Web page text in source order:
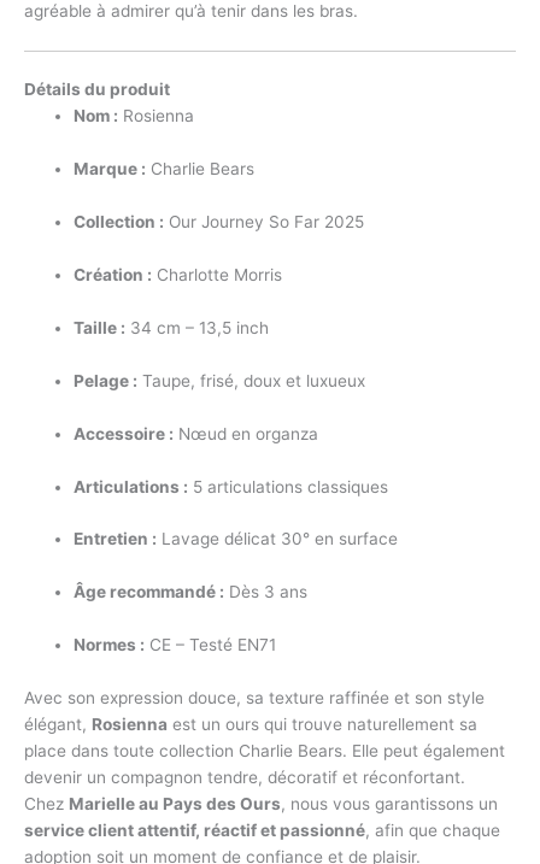
agréable à admirer qu’à tenir dans les bras.
Détails du produit
Nom : Rosienna
Marque : Charlie Bears
Collection : Our Journey So Far 2025
Création : Charlotte Morris
Taille : 34 cm – 13,5 inch
Pelage : Taupe, frisé, doux et luxueux
Accessoire : Nœud en organza
Articulations : 5 articulations classiques
Entretien : Lavage délicat 30° en surface
Âge recommandé : Dès 3 ans
Normes : CE – Testé EN71
Avec son expression douce, sa texture raffinée et son style
élégant, Rosienna est un ours qui trouve naturellement sa
place dans toute collection Charlie Bears. Elle peut également
devenir un compagnon tendre, décoratif et réconfortant.
Chez Marielle au Pays des Ours, nous vous garantissons un
service client attentif, réactif et passionné, afin que chaque
adoption soit un moment de confiance et de plaisir.